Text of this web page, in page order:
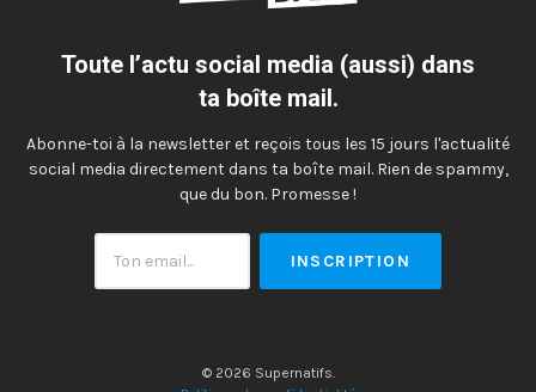
Toute l’actu social media (aussi) dans
ta boîte mail.
Abonne-toi à la newsletter et reçois tous les 15 jours l'actualité
social media directement dans ta boîte mail. Rien de spammy,
que du bon. Promesse !
© 2026 Supernatifs.